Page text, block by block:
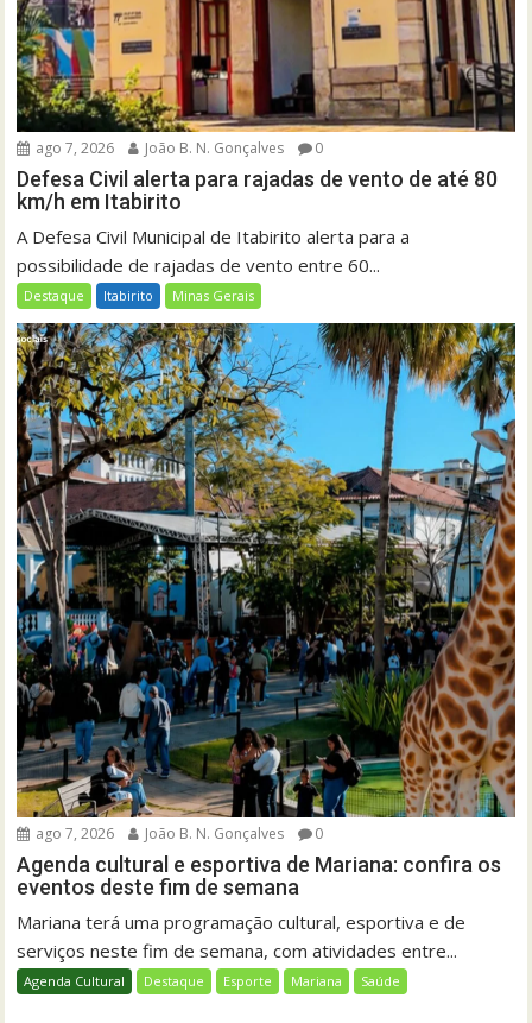
ago 7, 2026 João B. N. Gonçalves 0
Defesa Civil alerta para rajadas de vento de até 80
km/h em Itabirito
A Defesa Civil Municipal de Itabirito alerta para a
possibilidade de rajadas de vento entre 60...
Destaque Itabirito Minas Gerais
ago 7, 2026 João B. N. Gonçalves 0
Agenda cultural e esportiva de Mariana: confira os
eventos deste fim de semana
Mariana terá uma programação cultural, esportiva e de
serviços neste fim de semana, com atividades entre...
Agenda Cultural Destaque Esporte Mariana Saúde